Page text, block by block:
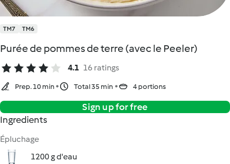
TM7 TM6
Purée de pommes de terre (avec le Peeler)
4.1 16 ratings
Prep. 10 min Total 35 min 4 portions
Sign up for free
Ingredients
Épluchage
1200 g d'eau